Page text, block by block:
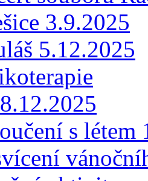
3.9.2025
5.12.2025
s létem